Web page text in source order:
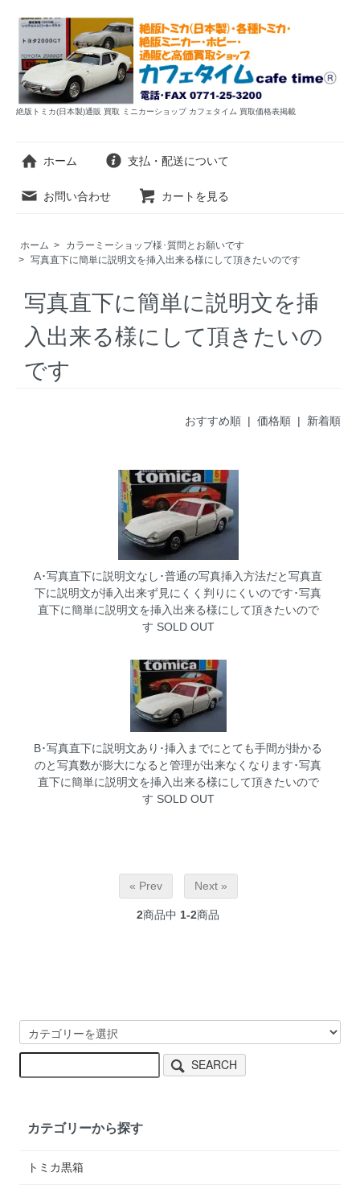
絶版トミカ(日本製)通販 買取 ミニカーショップ カフェタイム 買取価格表掲載
ホーム 支払・配送について
お問い合わせ カートを見る
ホーム >
カラーミーショップ様･質問とお願いです
> 写真直下に簡単に説明文を挿入出来る様にして頂きたいのです
写真直下に簡単に説明文を挿
入出来る様にして頂きたいの
です
おすすめ順 | 価格順| 新着順
A･写真直下に説明文なし･普通の写真挿入方法だと写真直
下に説明文が挿入出来ず見にくく判りにくいのです･写真
直下に簡単に説明文を挿入出来る様にして頂きたいので
す SOLD OUT
B･写真直下に説明文あり･挿入までにとても手間が掛かる
のと写真数が膨大になると管理が出来なくなります･写真
直下に簡単に説明文を挿入出来る様にして頂きたいので
す SOLD OUT
« Prev Next »
2商品中 1-2商品
SEARCH
カテゴリーから探す
トミカ黒箱